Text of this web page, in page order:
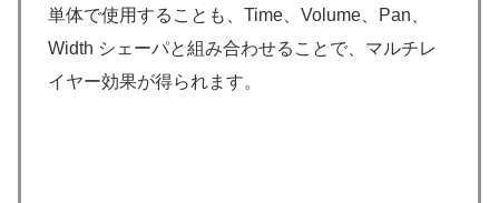
単体で使用することも、Time、Volume、Pan、
Width シェーパと組み合わせることで、マルチレ
イヤー効果が得られます。